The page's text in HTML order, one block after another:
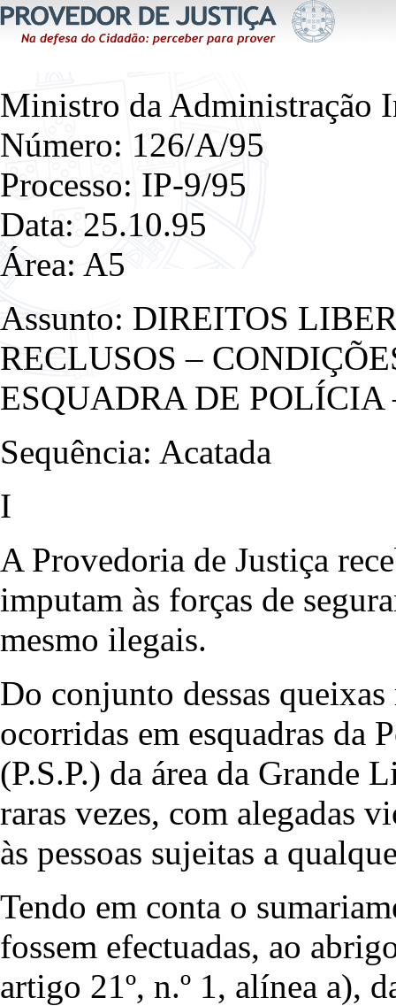
Ministro da Administração
Número: 126/A/95
Processo: IP-9/95
Data: 25.10.95
Área: A5
Assunto: DIREITOS
RECLUSOS –
ESQUADRA DE POLÍCIA
Sequência: Acatada
I
A Provedoria de Justiça
imputam às forças de
mesmo ilegais.
Do conjunto dessas
ocorridas em esquadras da
(P.S.P.) da área da Grande
raras vezes, com alegadas
às pessoas sujeitas a
Tendo em conta o
fossem efectuadas, ao
artigo 21º, n.º 1, alínea a),